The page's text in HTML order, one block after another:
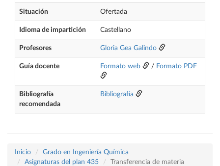
Situación Ofertada
Idioma de impartición Castellano
Profesores Gloria Gea Galindo
Guía docente Formato web / Formato PDF
Bibliografía
recomendada
Bibliografía
Inicio
Grado en Ingeniería Química
Asignaturas del plan 435
Transferencia de materia